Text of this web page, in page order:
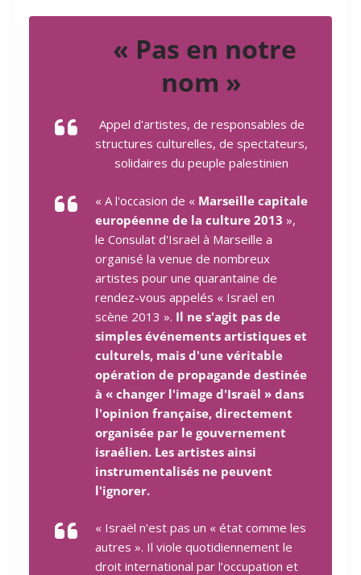
« Pas en notre
nom »
Appel d'artistes, de responsables de
structures culturelles, de spectateurs,
solidaires du peuple palestinien
« A l'occasion de « Marseille capitale
européenne de la culture 2013 »,
le Consulat d'Israël à Marseille a
organisé la venue de nombreux
artistes pour une quarantaine de
rendez-vous appelés « Israël en
scène 2013 ». Il ne s'agit pas de
simples événements artistiques et
culturels, mais d'une véritable
opération de propagande destinée
à « changer l'image d'Israël » dans
l'opinion française, directement
organisée par le gouvernement
israélien. Les artistes ainsi
instrumentalisés ne peuvent
l'ignorer.
« Israël n'est pas un « état comme les
autres ». Il viole quotidiennement le
droit international par l’occupation et